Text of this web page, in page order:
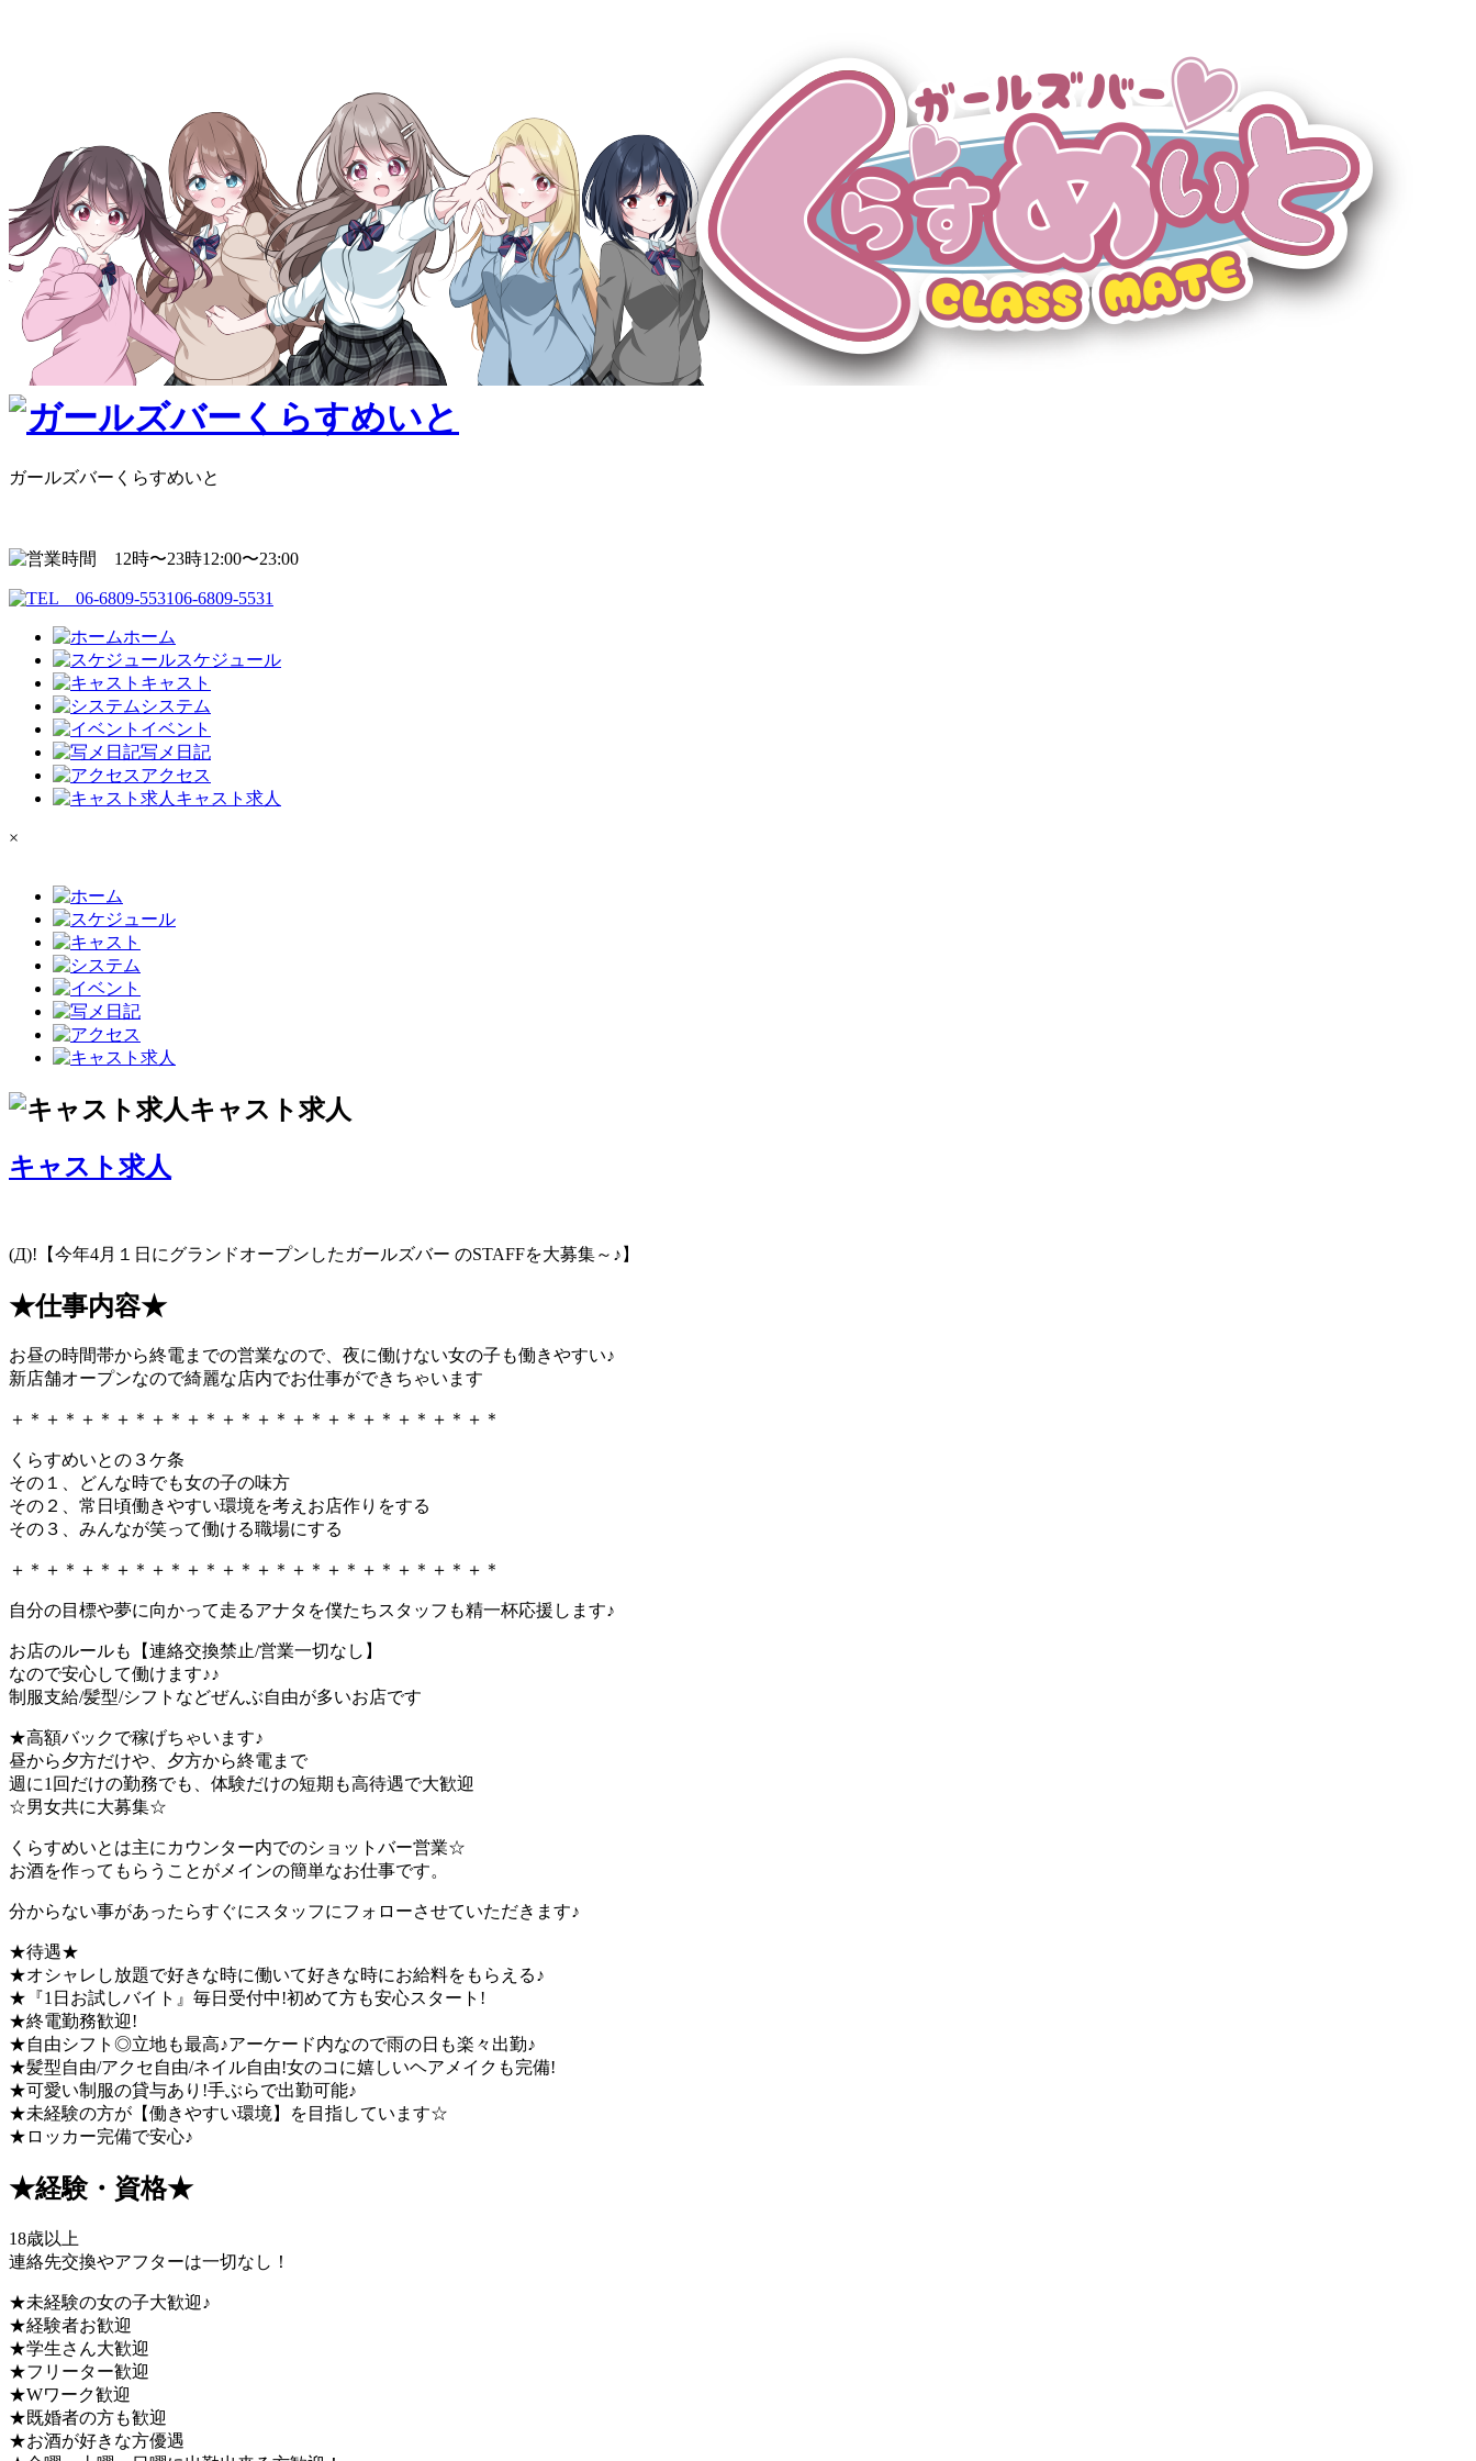
ガールズバーくらすめいと
12:00〜23:00
06-6809-5531
ホーム
スケジュール
キャスト
システム
イベント
写メ日記
アクセス
キャスト求人
×
キャスト求人
キャスト求人
(Д)!【今年4月１日にグランドオープンしたガールズバー のSTAFFを大募集～♪】
★仕事内容★
お昼の時間帯から終電までの営業なので、夜に働けない女の子も働きやすい♪
新店舗オープンなので綺麗な店内でお仕事ができちゃいます
＋＊＋＊＋＊＋＊＋＊＋＊＋＊＋＊＋＊＋＊＋＊＋＊＋＊＋＊
くらすめいとの３ケ条
その１、どんな時でも女の子の味方
その２、常日頃働きやすい環境を考えお店作りをする
その３、みんなが笑って働ける職場にする
＋＊＋＊＋＊＋＊＋＊＋＊＋＊＋＊＋＊＋＊＋＊＋＊＋＊＋＊
自分の目標や夢に向かって走るアナタを僕たちスタッフも精一杯応援します♪
お店のルールも【連絡交換禁止/営業一切なし】
なので安心して働けます♪♪
制服支給/髪型/シフトなどぜんぶ自由が多いお店です
★高額バックで稼げちゃいます♪
昼から夕方だけや、夕方から終電まで
週に1回だけの勤務でも、体験だけの短期も高待遇で大歓迎
☆男女共に大募集☆
くらすめいとは主にカウンター内でのショットバー営業☆
お酒を作ってもらうことがメインの簡単なお仕事です。
分からない事があったらすぐにスタッフにフォローさせていただきます♪
★待遇★
★オシャレし放題で好きな時に働いて好きな時にお給料をもらえる♪
★『1日お試しバイト』毎日受付中!初めて方も安心スタート!
★終電勤務歓迎!
★自由シフト◎立地も最高♪アーケード内なので雨の日も楽々出勤♪
★髪型自由/アクセ自由/ネイル自由!女のコに嬉しいヘアメイクも完備!
★可愛い制服の貸与あり!手ぶらで出勤可能♪
★未経験の方が【働きやすい環境】を目指しています☆
★ロッカー完備で安心♪
★経験・資格★
18歳以上
連絡先交換やアフターは一切なし！
★未経験の女の子大歓迎♪
★経験者お歓迎
★学生さん大歓迎
★フリーター歓迎
★Wワーク歓迎
★既婚者の方も歓迎
★お酒が好きな方優遇